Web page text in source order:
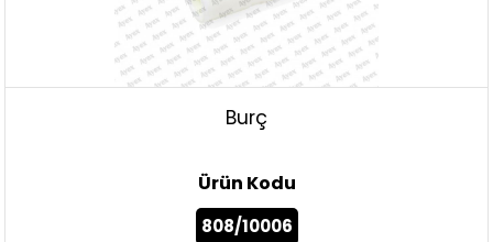
Burç
Ürün Kodu
808/10006